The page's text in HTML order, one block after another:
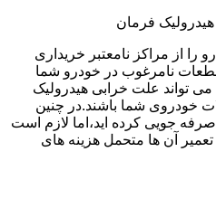
فرمان
را از مراکز نامعتبر خریداری
قطعات نامرغوب در خودرو شما
تواند علت خرابی هیدرولیک
خودروی شما باشند.در چنین
جویی کرده اید،اما لازم است
آن ها متحمل هزینه های